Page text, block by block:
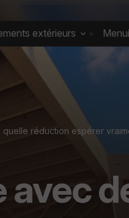
extérieurs
réduction espérer